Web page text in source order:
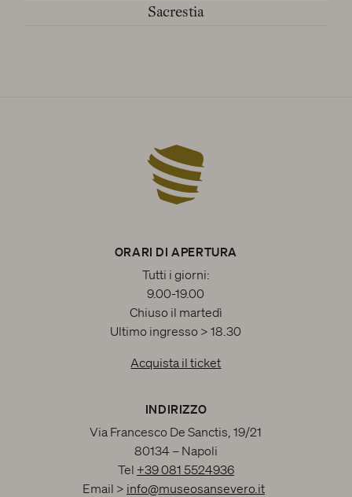
Sacrestia
ORARI DI APERTURA
Tutti i giorni:
9.00-19.00
Chiuso il martedì
Ultimo ingresso > 18.30
Acquista il ticket
INDIRIZZO
Via Francesco De Sanctis, 19/21
80134 – Napoli
Tel +39 081 5524936
Email > info@museosansevero.it